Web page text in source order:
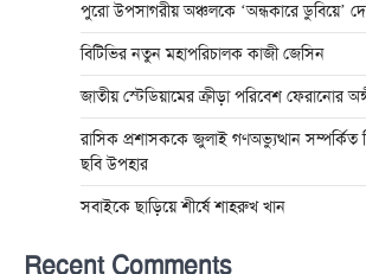
পুরো উপসাগরীয় অঞ্চলকে ‘অন্ধকারে ডুবিয়ে’
বিটিভির নতুন মহাপরিচালক কাজী জেসিন
জাতীয় স্টেডিয়ামের ক্রীড়া পরিবেশ ফেরানোর
রাসিক প্রশাসককে জুলাই গণঅভ্যুত্থান সম্পর্কিত
ছবি উপহার
সবাইকে ছাড়িয়ে শীর্ষে শাহরুখ খান
Recent Comments